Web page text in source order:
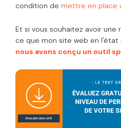
condition de mettre en place
Et si vous souhaitez avoir
ce que mon site web en l'état
nous avons conçu un outil